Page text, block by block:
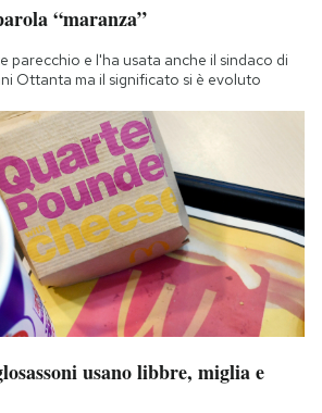
“maranza”
parecchio e l'ha usata anche il sindaco di
Ottanta ma il significato si è evoluto
usano libbre, miglia e